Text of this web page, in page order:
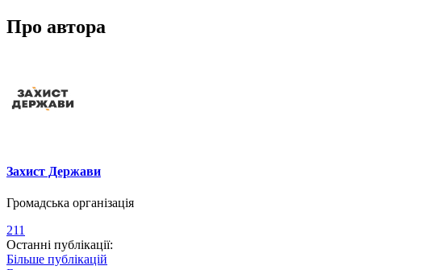
Про автора
Захист Держави
Громадська організація
211
Останні публікації:
Більше публікацій